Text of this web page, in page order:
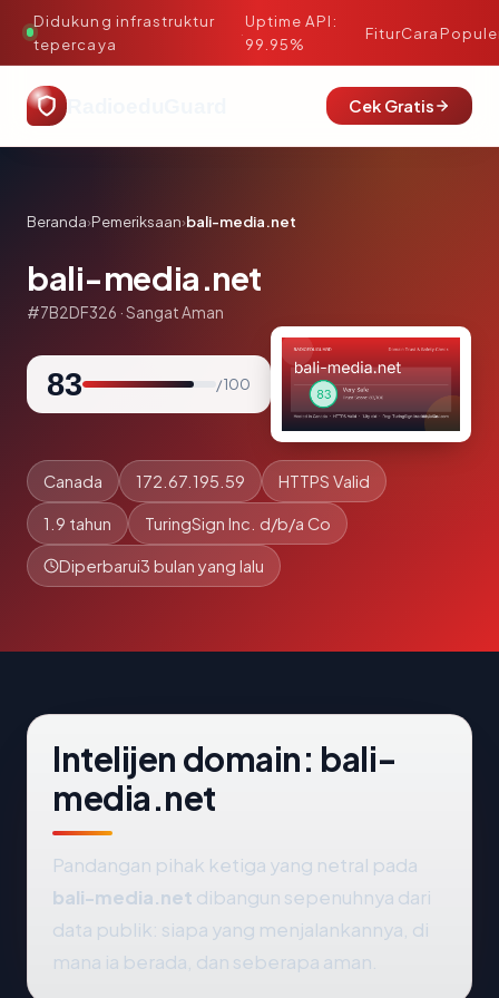
Didukung infrastruktur
tepercaya
·
Uptime API:
99.95%
FiturCara
Cek Gratis
Beranda›Pemeriksaan›bali-media.net
bali-media.net
#7B2DF326 · Sangat Aman
83 / 100
Canada 172.67.195.59 HTTPS Valid
1.9 tahun TuringSign Inc. d/b/a Co
Diperbarui3 bulan yang lalu
Intelijen domain: bali-
media.net
Pandangan pihak ketiga yang netral pada
bali-media.net dibangun sepenuhnya dari
data publik: siapa yang menjalankannya, di
mana ia berada, dan seberapa aman.